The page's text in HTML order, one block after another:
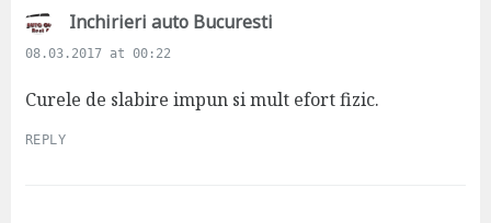
Inchirieri auto Bucurestis
s
08.03.2017 at 00:22
Curele de slabire impun si mult efort fizic.
REPLY